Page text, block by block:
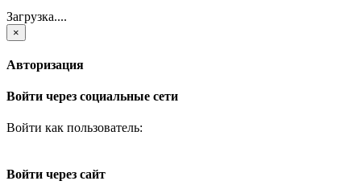
Загрузка....
×
Авторизация
Войти через социальные сети
Войти как пользователь:
Войти через сайт